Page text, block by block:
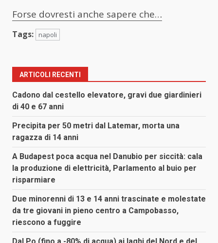
Forse dovresti anche sapere che…
Tags: napoli
ARTICOLI RECENTI
Cadono dal cestello elevatore, gravi due giardinieri
di 40 e 67 anni
Precipita per 50 metri dal Latemar, morta una
ragazza di 14 anni
A Budapest poca acqua nel Danubio per siccità: cala
la produzione di elettricità, Parlamento al buio per
risparmiare
Due minorenni di 13 e 14 anni trascinate e molestate
da tre giovani in pieno centro a Campobasso,
riescono a fuggire
Dal Po (fino a -80% di acqua) ai laghi del Nord e del